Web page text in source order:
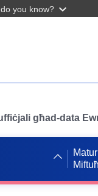
you know?
għad-data